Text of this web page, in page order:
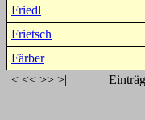
Friedl
Frietsch
Färber
|< << >> >|